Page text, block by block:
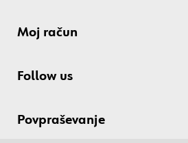
Moj račun
Follow us
Povpraševanje